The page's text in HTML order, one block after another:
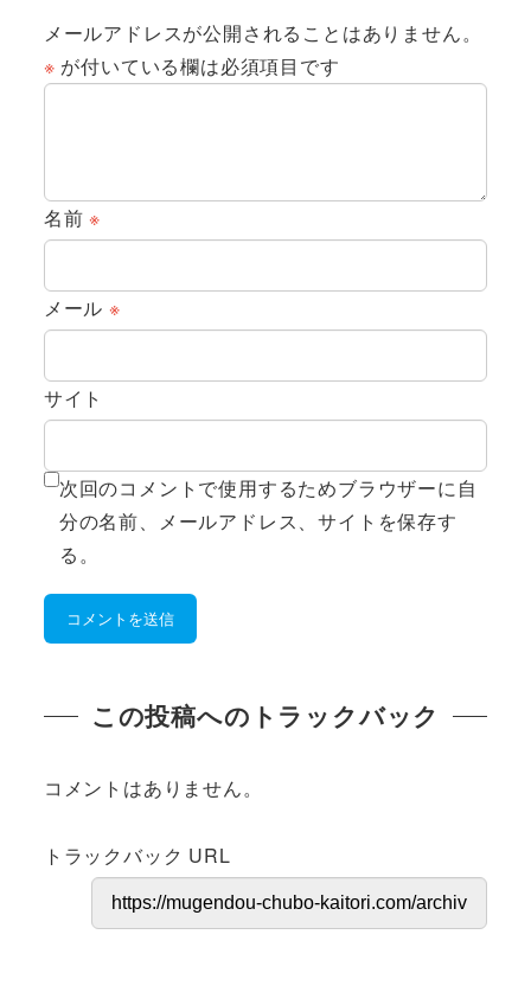
メールアドレスが公開されることはありません。
※ が付いている欄は必須項目です
名前※
メール ※
サイト
次回のコメントで使用するためブラウザーに自
分の名前、メールアドレス、サイトを保存す
る。
この投稿へのトラックバック
コメントはありません。
トラックバック URL